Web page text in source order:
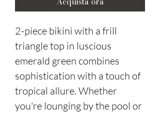
2-piece bikini with a frill
triangle top in luscious
emerald green combines
sophistication with a touch of
tropical allure. Whether
you're lounging by the pool or